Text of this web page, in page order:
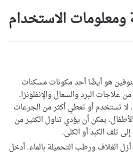
ومعلومات الاستخدام
هو أيضًا أحد مكونات مسكنات
علاجات البرد والسعال والإنفلونزا.
لا تستخدم أو تعطي أكثر من الجرعات
الأطفال. يمكن أن يؤدي تناول الكثير من
تلف الكبد أو الكلى.
الغلاف ورطب التحميلة بالماء. أدخل